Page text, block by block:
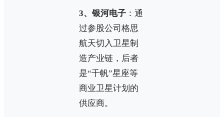
3、银河电子 ：通
过参股公司格思
航天切入卫星制
造产业链，后者
是“千帆”星座等
商业卫星计划的
供应商。